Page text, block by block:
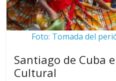
Foto: Tomada del
Santiago de Cuba
Cultural